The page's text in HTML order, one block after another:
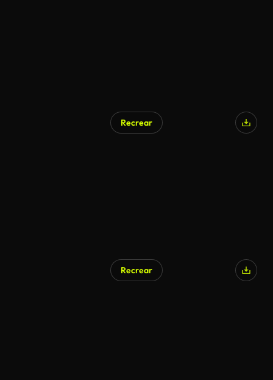
Recrear
Recrear